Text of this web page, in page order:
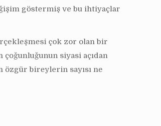
göstermiş ve bu ihtiyaçlar
çok zor olan bir
siyasi açıdan
bireylerin sayısı ne